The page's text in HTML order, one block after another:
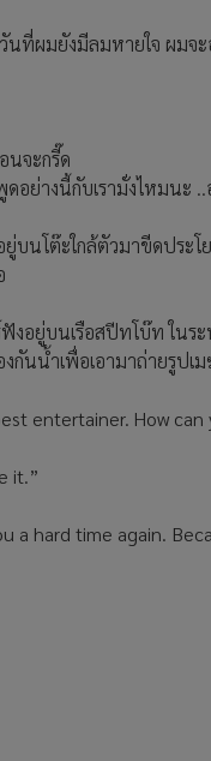
ที่ผมยังมีลมหายใจ ผมจะ
นจะกรี๊ด
ดอย่างนี้กับเรามั่งไหมนะ
บนโต๊ะใกล้ตัวมาขีดประ
ฟังอยู่บนเรือสปีทโบ๊ท ในร
นน้ำเพื่อเอามาถ่ายรูปเม
entertainer. How can
it.”
hard time again.